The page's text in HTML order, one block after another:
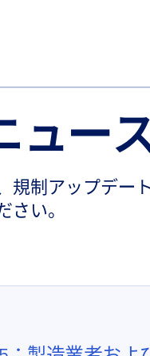
ュー
規制アップデー
さい。